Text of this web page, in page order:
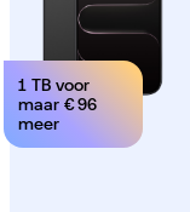
1 TB voor
maar € 96
meer